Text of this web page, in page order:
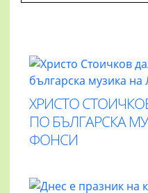
ХРИСТО
ПО БЪЛГАРСКА
ФОНСИ